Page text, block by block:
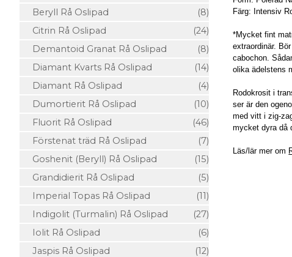
Beryll Rå Oslipad
(8)
Citrin Rå Oslipad
(24)
Demantoid Granat Rå Oslipad
(8)
Diamant Kvarts Rå Oslipad
(14)
Diamant Rå Oslipad
(4)
Dumortierit Rå Oslipad
(10)
Fluorit Rå Oslipad
(46)
Förstenat träd Rå Oslipad
(7)
Goshenit (Beryll) Rå Oslipad
(15)
Grandidierit Rå Oslipad
(5)
Imperial Topas Rå Oslipad
(11)
Indigolit (Turmalin) Rå Oslipad
(27)
Iolit Rå Oslipad
(6)
Jaspis Rå Oslipad
(12)
Färg: Intensiv
*Mycket fint
extraordinär.
cabochon.
olika ädelstens
Rodokrosit i
ser är den
med vitt i zig-
mycket dyra då
Läs/lär mer om